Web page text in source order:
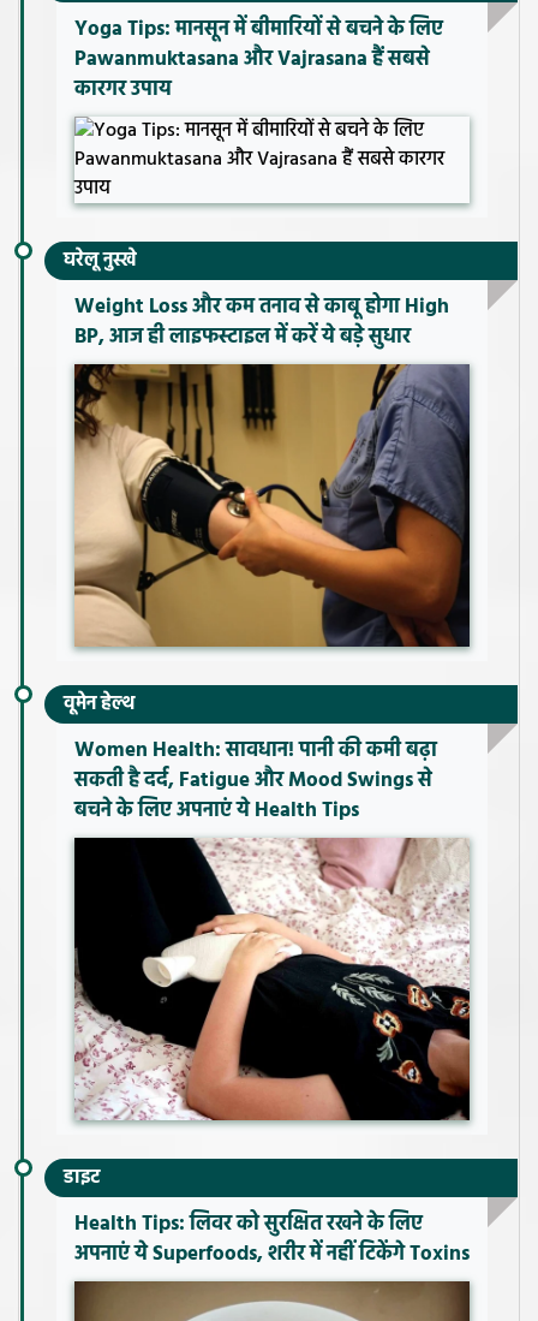
Yoga Tips: मानसून में बीमारियों से बचने के लिए
Pawanmuktasana और Vajrasana हैं सबसे
कारगर उपाय
घरेलू नुस्खे
Weight Loss और कम तनाव से काबू होगा High
BP, आज ही लाइफस्टाइल में करें ये बड़े सुधार
वूमेन हेल्थ
Women Health: सावधान! पानी की कमी बढ़ा
सकती है दर्द, Fatigue और Mood Swings से
बचने के लिए अपनाएं ये Health Tips
डाइट
Health Tips: लिवर को सुरक्षित रखने के लिए
अपनाएं ये Superfoods, शरीर में नहीं टिकेंगे Toxins